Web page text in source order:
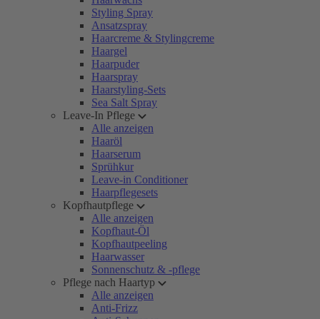
Styling Spray
Ansatzspray
Haarcreme & Stylingcreme
Haargel
Haarpuder
Haarspray
Haarstyling-Sets
Sea Salt Spray
Leave-In Pflege
Alle anzeigen
Haaröl
Haarserum
Sprühkur
Leave-in Conditioner
Haarpflegesets
Kopfhautpflege
Alle anzeigen
Kopfhaut-Öl
Kopfhautpeeling
Haarwasser
Sonnenschutz & -pflege
Pflege nach Haartyp
Alle anzeigen
Anti-Frizz